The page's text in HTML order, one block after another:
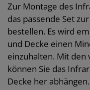
Zur Montage des
das passende Set
bestellen. Es wird
und Decke einen
einzuhalten. Mit
können Sie das
Decke her